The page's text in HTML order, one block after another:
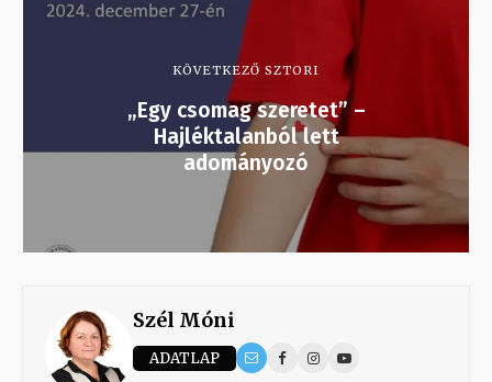
KÖVETKEZŐ SZTORI
„Egy csomag szeretet” –
Hajléktalanból lett
adományozó
Szél Móni
ADATLAP